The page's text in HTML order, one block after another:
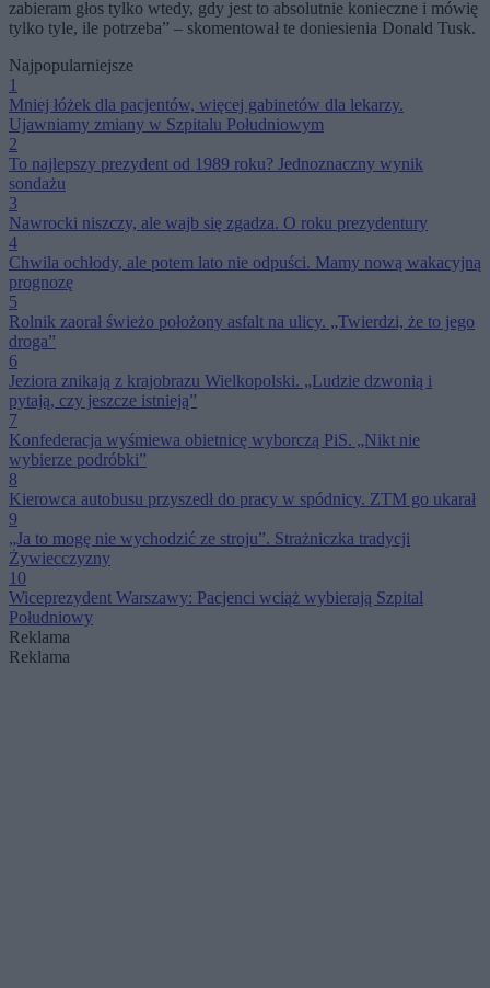
zabieram głos tylko wtedy, gdy jest to absolutnie konieczne i mówię
tylko tyle, ile potrzeba” – skomentował te doniesienia Donald Tusk.
Najpopularniejsze
1
Mniej łóżek dla pacjentów, więcej gabinetów dla lekarzy.
Ujawniamy zmiany w Szpitalu Południowym
2
To najlepszy prezydent od 1989 roku? Jednoznaczny wynik
sondażu
3
Nawrocki niszczy, ale wajb się zgadza. O roku prezydentury
4
Chwila ochłody, ale potem lato nie odpuści. Mamy nową wakacyjną
prognozę
5
Rolnik zaorał świeżo położony asfalt na ulicy. „Twierdzi, że to jego
droga”
6
Jeziora znikają z krajobrazu Wielkopolski. „Ludzie dzwonią i
pytają, czy jeszcze istnieją”
7
Konfederacja wyśmiewa obietnicę wyborczą PiS. „Nikt nie
wybierze podróbki”
8
Kierowca autobusu przyszedł do pracy w spódnicy. ZTM go ukarał
9
„Ja to mogę nie wychodzić ze stroju”. Strażniczka tradycji
Żywiecczyzny
10
Wiceprezydent Warszawy: Pacjenci wciąż wybierają Szpital
Południowy
Reklama
Reklama